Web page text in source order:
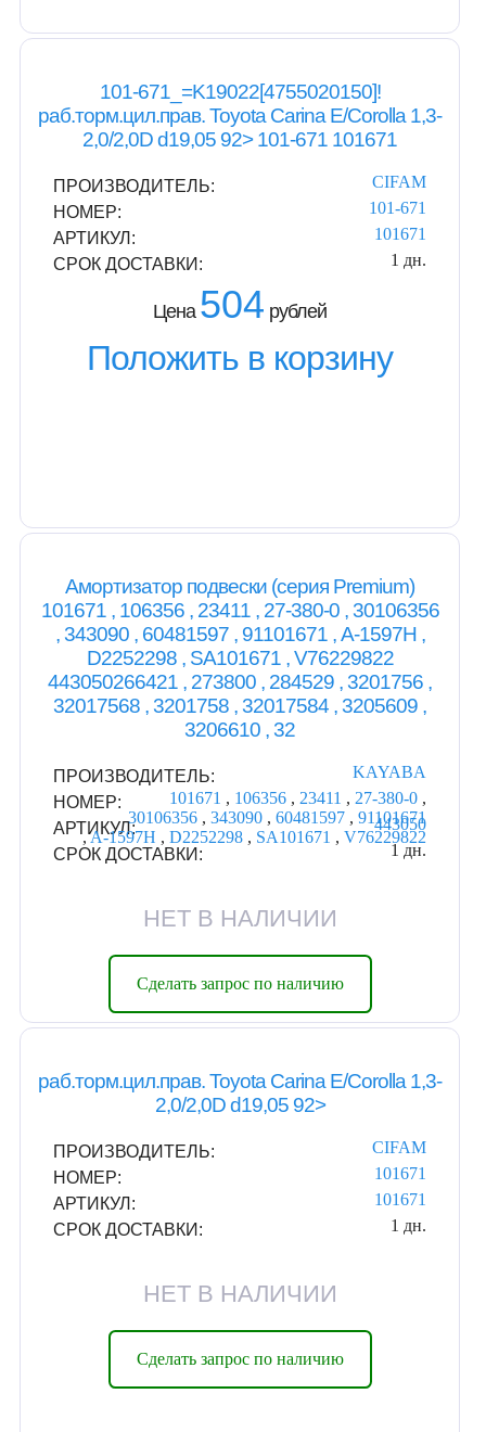
101-671_=K19022[4755020150]!
раб.торм.цил.прав. Toyota Carina E/Corolla 1,3-
2,0/2,0D d19,05 92> 101-671 101671
ПРОИЗВОДИТЕЛЬ:
CIFAM
НОМЕР:
101-671
АРТИКУЛ:
101671
СРОК ДОСТАВКИ:
1 дн.
Цена 504 рублей
Положить в корзину
Амортизатор подвески (серия Premium)
101671 , 106356 , 23411 , 27-380-0 , 30106356
, 343090 , 60481597 , 91101671 , A-1597H ,
D2252298 , SA101671 , V76229822
443050266421 , 273800 , 284529 , 3201756 ,
32017568 , 3201758 , 32017584 , 3205609 ,
3206610 , 32
ПРОИЗВОДИТЕЛЬ:
KAYABA
НОМЕР:
101671 , 106356 , 23411 , 27-380-0 ,
30106356 ,343090 ,60481597 ,91101671
,A-1597H ,D2252298 , SA101671 ,V76229822
АРТИКУЛ:
443050
СРОК ДОСТАВКИ:
1 дн.
НЕТ В НАЛИЧИИ
Сделать запрос по наличию
раб.торм.цил.прав. Toyota Carina E/Corolla 1,3-
2,0/2,0D d19,05 92>
ПРОИЗВОДИТЕЛЬ:
CIFAM
НОМЕР:
101671
АРТИКУЛ:
101671
СРОК ДОСТАВКИ:
1 дн.
НЕТ В НАЛИЧИИ
Сделать запрос по наличию